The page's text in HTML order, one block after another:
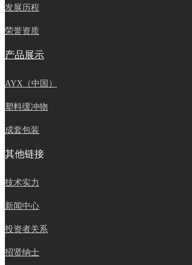
发展历程
荣誉资质
产品展示
AYX（中国）
塑料缓冲物
成套包装
其他链接
技术实力
新闻中心
投资者关系
招贤纳士